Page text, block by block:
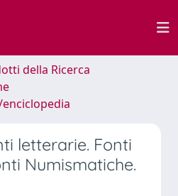
della Ricerca
letterarie. Fonti
Numismatiche.